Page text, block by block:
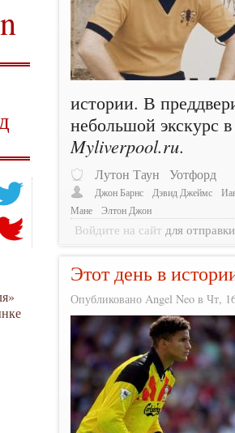
истории. В
небольшой экскурс
Myliverpool.ru.
Лутон Таун Уотфорд
Джон Барнс Дэвид Джеймс
Мане
Элтон Джон
Войдите на сайт для
Этот день в
Опубликовано Angel Neo в Чт,